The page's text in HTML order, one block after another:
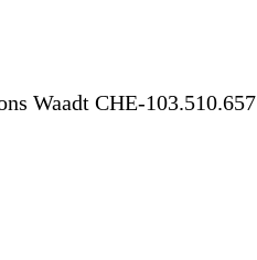
Waadt CHE-103.510.657